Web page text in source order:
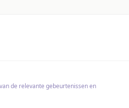
de relevante gebeurtenissen en